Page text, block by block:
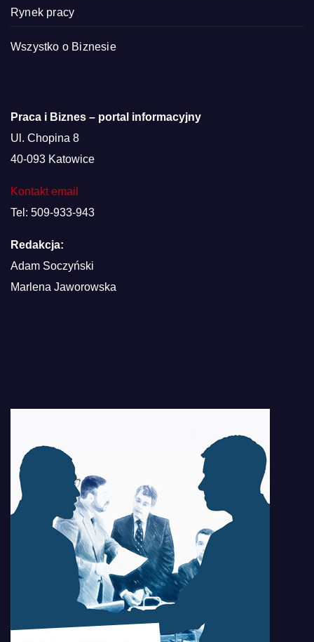
Rynek pracy
Wszystko o Biznesie
Praca i Biznes – portal informacyjny
Ul. Chopina 8
40-093 Katowice
Kontakt email
Tel: 509-933-943
Redakcja:
Adam Soczyński
Marlena Jaworowska